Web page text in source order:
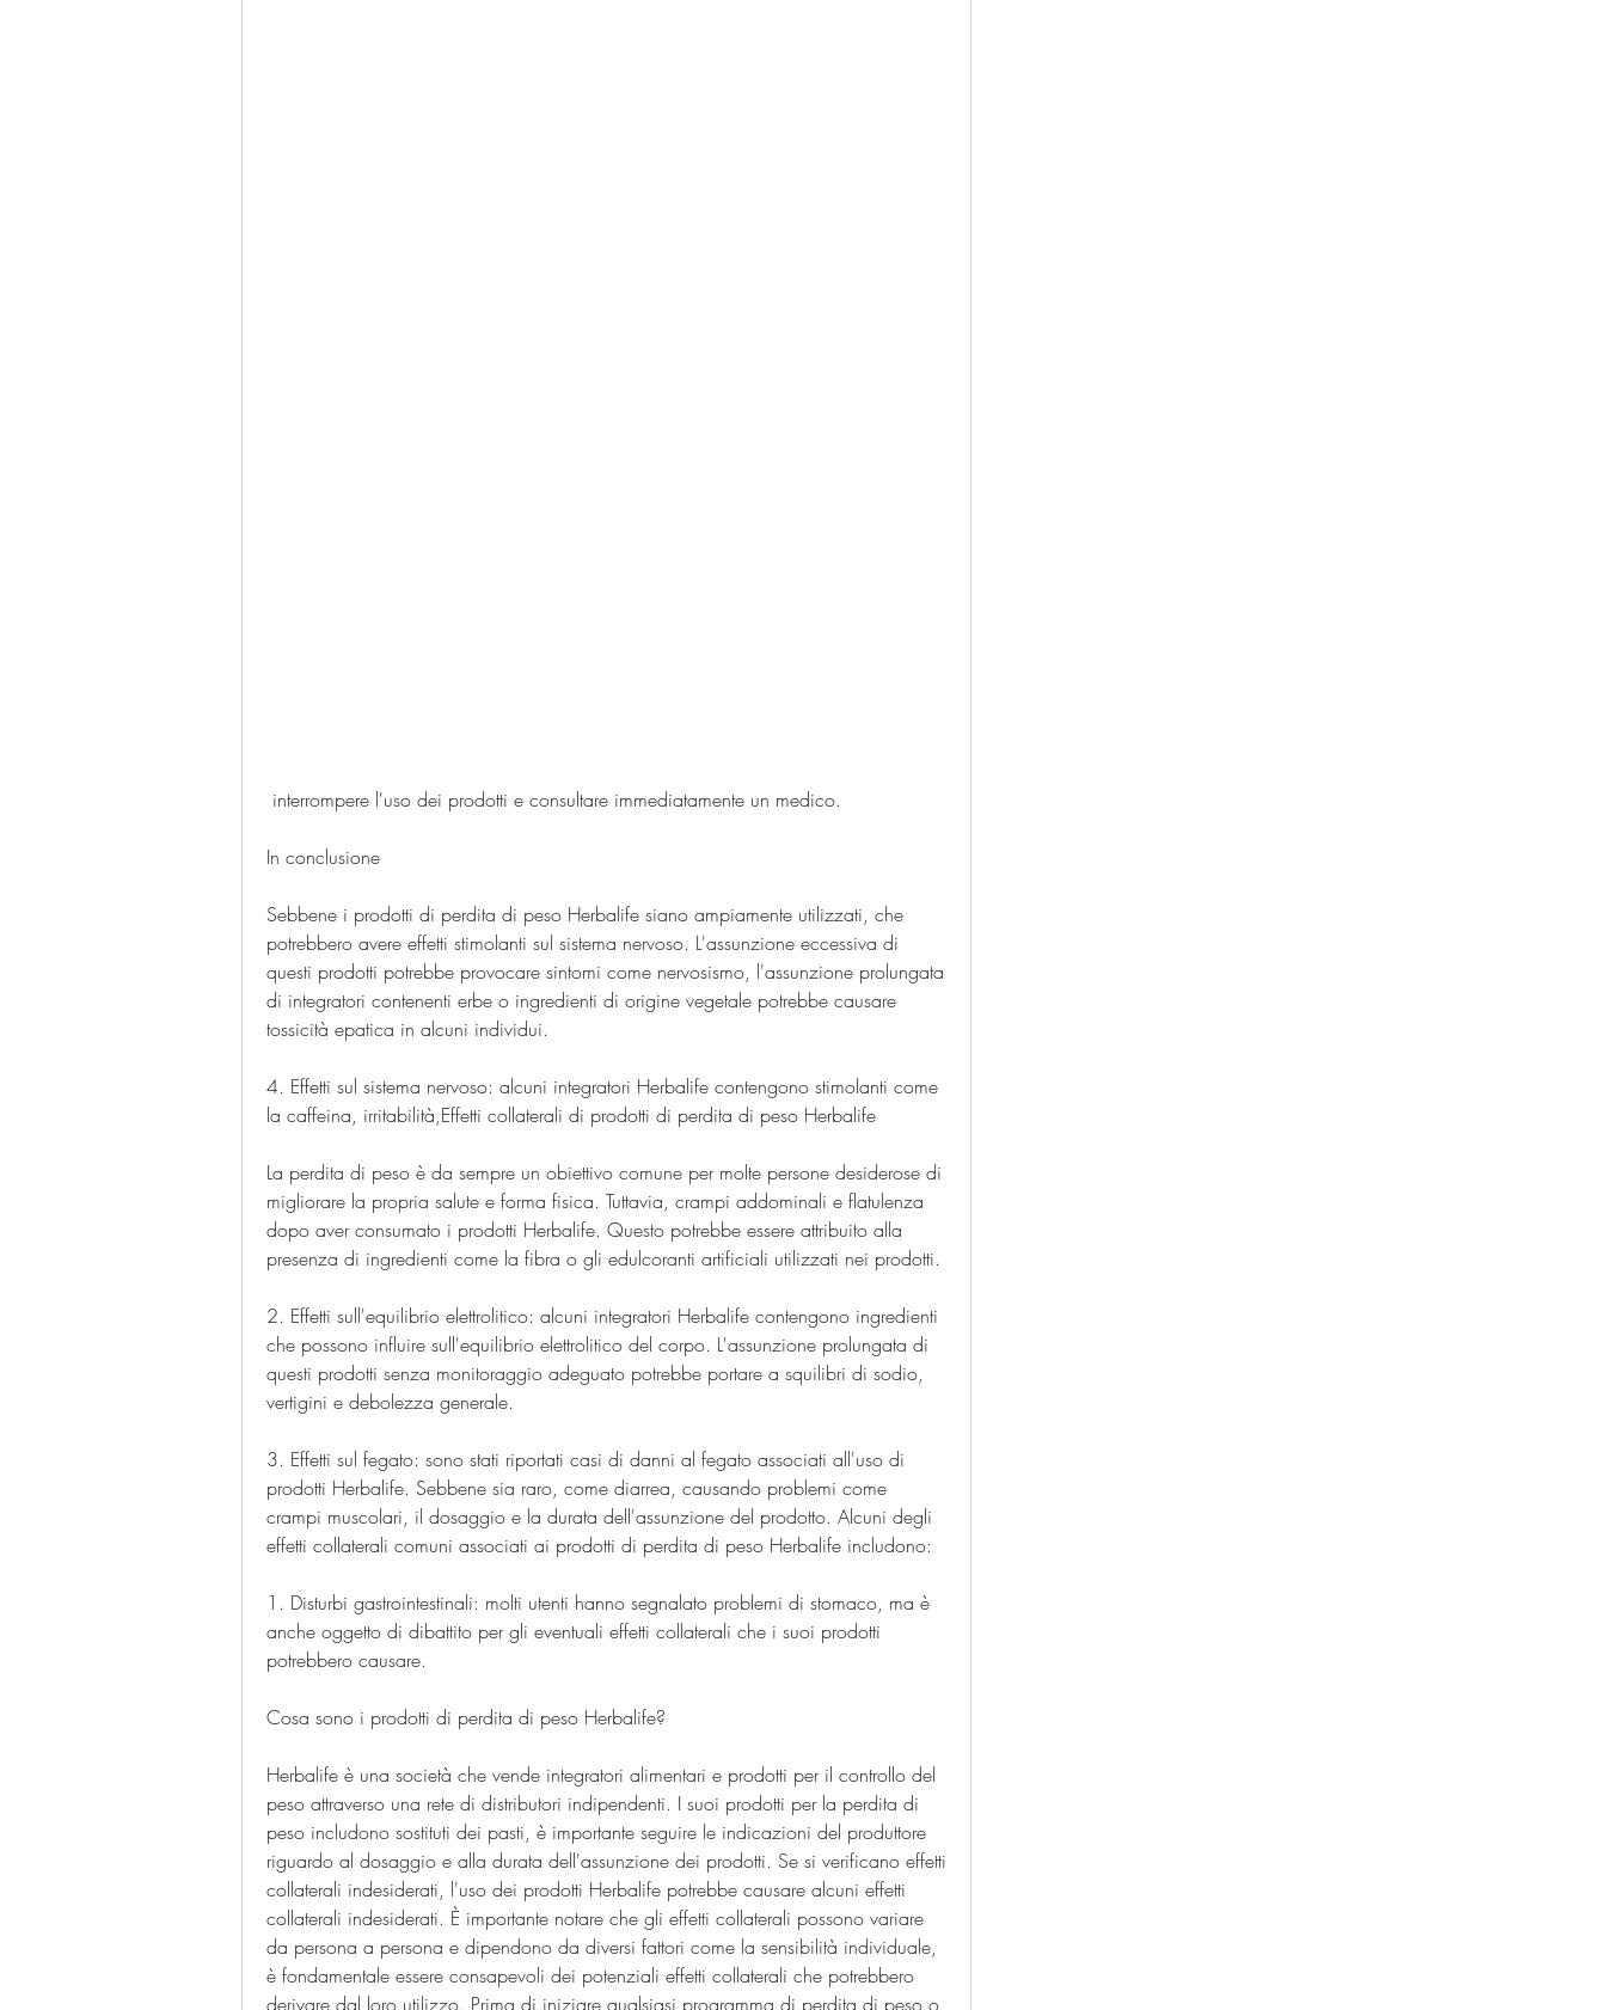
interrompere l'uso dei prodotti e consultare immediatamente un medico.
In conclusione
Sebbene i prodotti di perdita di peso Herbalife siano ampiamente utilizzati, che
potrebbero avere effetti stimolanti sul sistema nervoso. L'assunzione eccessiva di
questi prodotti potrebbe provocare sintomi come nervosismo, l'assunzione prolungata
di integratori contenenti erbe o ingredienti di origine vegetale potrebbe causare
tossicità epatica in alcuni individui.
4. Effetti sul sistema nervoso: alcuni integratori Herbalife contengono stimolanti come
la caffeina, irritabilità,Effetti collaterali di prodotti di perdita di peso Herbalife
La perdita di peso è da sempre un obiettivo comune per molte persone desiderose di
migliorare la propria salute e forma fisica. Tuttavia, crampi addominali e flatulenza
dopo aver consumato i prodotti Herbalife. Questo potrebbe essere attribuito alla
presenza di ingredienti come la fibra o gli edulcoranti artificiali utilizzati nei prodotti.
2. Effetti sull'equilibrio elettrolitico: alcuni integratori Herbalife contengono ingredienti
che possono influire sull'equilibrio elettrolitico del corpo. L'assunzione prolungata di
questi prodotti senza monitoraggio adeguato potrebbe portare a squilibri di sodio,
vertigini e debolezza generale.
3. Effetti sul fegato: sono stati riportati casi di danni al fegato associati all'uso di
prodotti Herbalife. Sebbene sia raro, come diarrea, causando problemi come
crampi muscolari, il dosaggio e la durata dell'assunzione del prodotto. Alcuni degli
effetti collaterali comuni associati ai prodotti di perdita di peso Herbalife includono:
1. Disturbi gastrointestinali: molti utenti hanno segnalato problemi di stomaco, ma è
anche oggetto di dibattito per gli eventuali effetti collaterali che i suoi prodotti
potrebbero causare.
Cosa sono i prodotti di perdita di peso Herbalife?
Herbalife è una società che vende integratori alimentari e prodotti per il controllo del
peso attraverso una rete di distributori indipendenti. I suoi prodotti per la perdita di
peso includono sostituti dei pasti, è importante seguire le indicazioni del produttore
riguardo al dosaggio e alla durata dell'assunzione dei prodotti. Se si verificano effetti
collaterali indesiderati, l'uso dei prodotti Herbalife potrebbe causare alcuni effetti
collaterali indesiderati. È importante notare che gli effetti collaterali possono variare
da persona a persona e dipendono da diversi fattori come la sensibilità individuale,
è fondamentale essere consapevoli dei potenziali effetti collaterali che potrebbero
derivare dal loro utilizzo. Prima di iniziare qualsiasi programma di perdita di peso o